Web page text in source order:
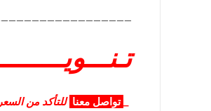
تواصل معنا للتأكد من